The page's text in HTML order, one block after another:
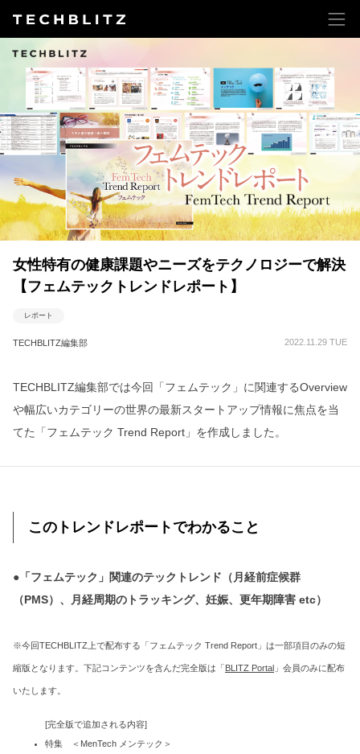
女性特有の健康課題やニーズをテクノロジーで解決
【フェムテックトレンドレポート】
レポート
TECHBLITZ編集部 2022.11.29 TUE
TECHBLITZ編集部では今回「フェムテック」に関連するOverview
や幅広いカテゴリーの世界の最新スタートアップ情報に焦点を当
てた「フェムテック Trend Report」を作成しました。
このトレンドレポートでわかること
●「フェムテック」関連のテックトレンド（月経前症候群
（PMS）、月経周期のトラッキング、妊娠、更年期障害 etc）
※今回TECHBLITZ上で配布する「フェムテック Trend Report」は一部項目のみの短
縮版となります。下記コンテンツを含んだ完全版は「BLITZ Portal 」会員のみに配布
いたします。
[完全版で追加される内容]
特集 ＜MenTech メンテック＞